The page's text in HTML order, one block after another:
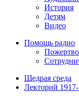
История
Детям
Видео
Помощь радио
Щедрая среда
Лекторий